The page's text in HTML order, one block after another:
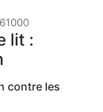
lit :
contre les